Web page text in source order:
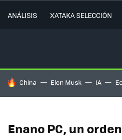
ANÁLISIS XATAKA SELECCIÓN
HOY SE HABLA DE
China Elon Musk IA
Enano PC, un